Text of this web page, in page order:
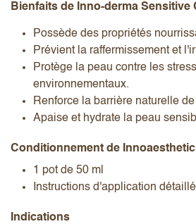
Bienfaits de Inno-derma Sensitive
Possède des propriétés
Prévient la raffermissement et
Protège la peau contre les
environnementaux.
Renforce la barrière naturelle
Apaise et hydrate la peau
Conditionnement de
1 pot de 50 ml
Instructions d'application
Indications